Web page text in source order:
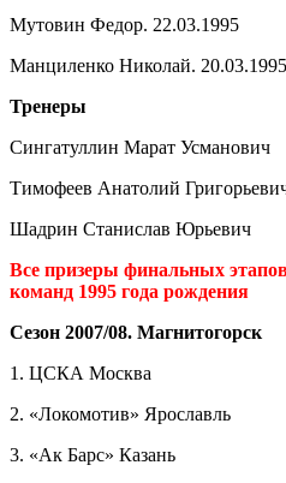
Мутовин Федор. 22.03.1995
Манциленко Николай. 20.03.1995
Тренеры
Сингатуллин Марат Усманович
Тимофеев Анатолий
Шадрин Станислав Юрьевич
Все призеры финальных
команд 1995 года рождения
Сезон 2007/08. Магнитогорск
1. ЦСКА Москва
2. «Локомотив» Ярославль
3. «Ак Барс» Казань